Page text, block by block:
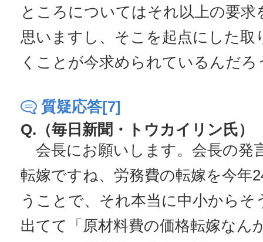
ところについてはそれ以上の要
思いますし、そこを起点にした取
くことが今求められているんだ
質疑応答[7]
Q.（毎日新聞・トウカイリン氏）
会長にお願いします。会長の発
転嫁ですね、労務費の転嫁を今年
うことで、それ本当に中小からそ
出てて「原材料費の価格転嫁なん